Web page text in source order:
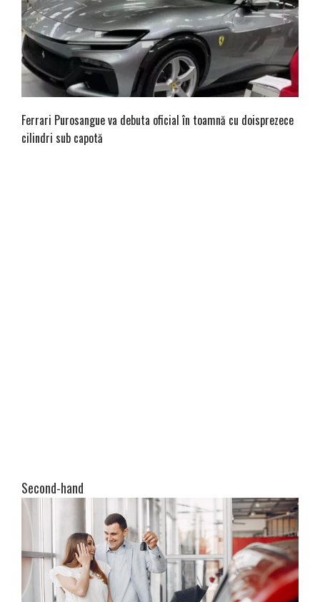
Ferrari Purosangue va debuta oficial în toamnă cu doisprezece
cilindri sub capotă
Second-hand